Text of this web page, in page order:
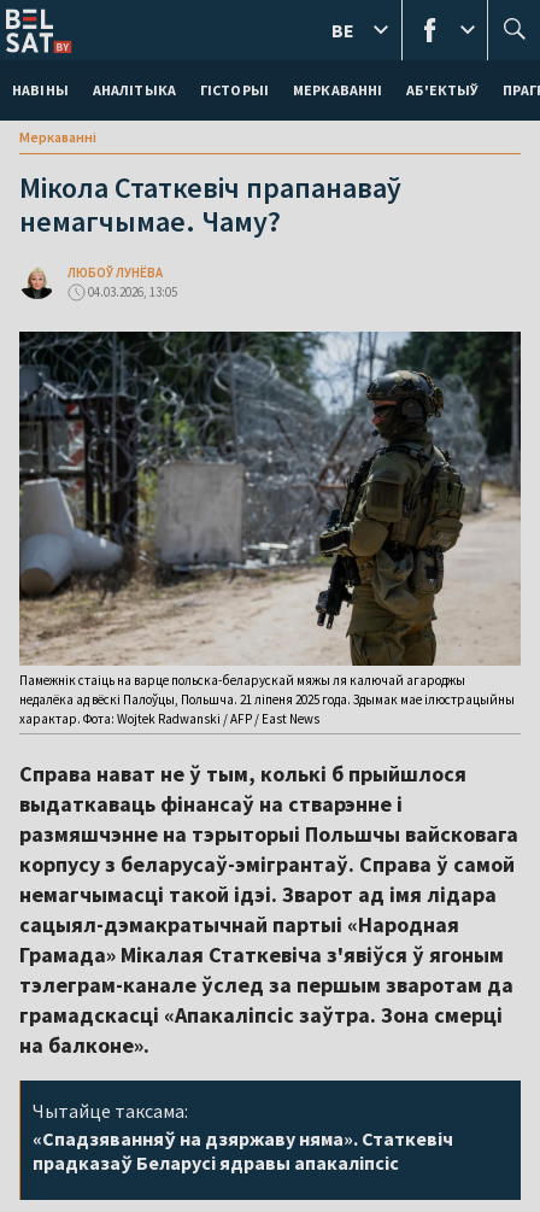
НАВІНЫ АНАЛІТЫКА ГІСТОРЫІ МЕРКАВАННI АБ'ЕКТЫЎ
BE
Меркаваннi
Мікола Статкевіч прапанаваў
немагчымае. Чаму?
ЛЮБОЎ ЛУНЁВА
04.03.2026, 13:05
Памежнік стаіць на варце польска-беларускай мяжы ля калючай агароджы
недалёка ад вёскі Палоўцы, Польшча. 21 ліпеня 2025 года. Здымак мае ілюстрацыйны
характар. Фота: Wojtek Radwanski / AFP / East News
Справа нават не ў тым, колькі б прыйшлося
выдаткаваць фінансаў на стварэнне і
размяшчэнне на тэрыторыі Польшчы вайсковага
корпусу з беларусаў-эмігрантаў. Справа ў самой
немагчымасці такой ідэі. Зварот ад імя лідара
сацыял-дэмакратычнай партыі «Народная
Грамада» Мікалая Статкевіча з'явіўся ў ягоным
тэлеграм-канале ўслед за першым зваротам да
грамадскасці «Апакаліпсіс заўтра. Зона смерці
на балконе».
Чытайце таксама:
«Спадзяванняў на дзяржаву няма». Статкевіч
прадказаў Беларусі ядравы апакаліпсіс